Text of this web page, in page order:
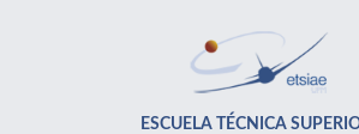
ESCUELA TÉCNICA